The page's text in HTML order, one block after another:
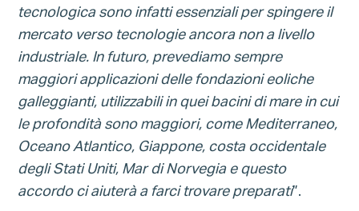
tecnologica sono infatti essenziali per spingere il
mercato verso tecnologie ancora non a livello
industriale. In futuro, prevediamo sempre
maggiori applicazioni delle fondazioni eoliche
galleggianti, utilizzabili in quei bacini di mare in cui
le profondità sono maggiori, come Mediterraneo,
Oceano Atlantico, Giappone, costa occidentale
degli Stati Uniti, Mar di Norvegia e questo
accordo ci aiuterà a farci trovare preparati”.